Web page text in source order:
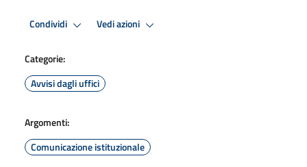
Condividi Vedi azioni
Categorie:
Avvisi dagli uffici
Argomenti:
Comunicazione istituzionale